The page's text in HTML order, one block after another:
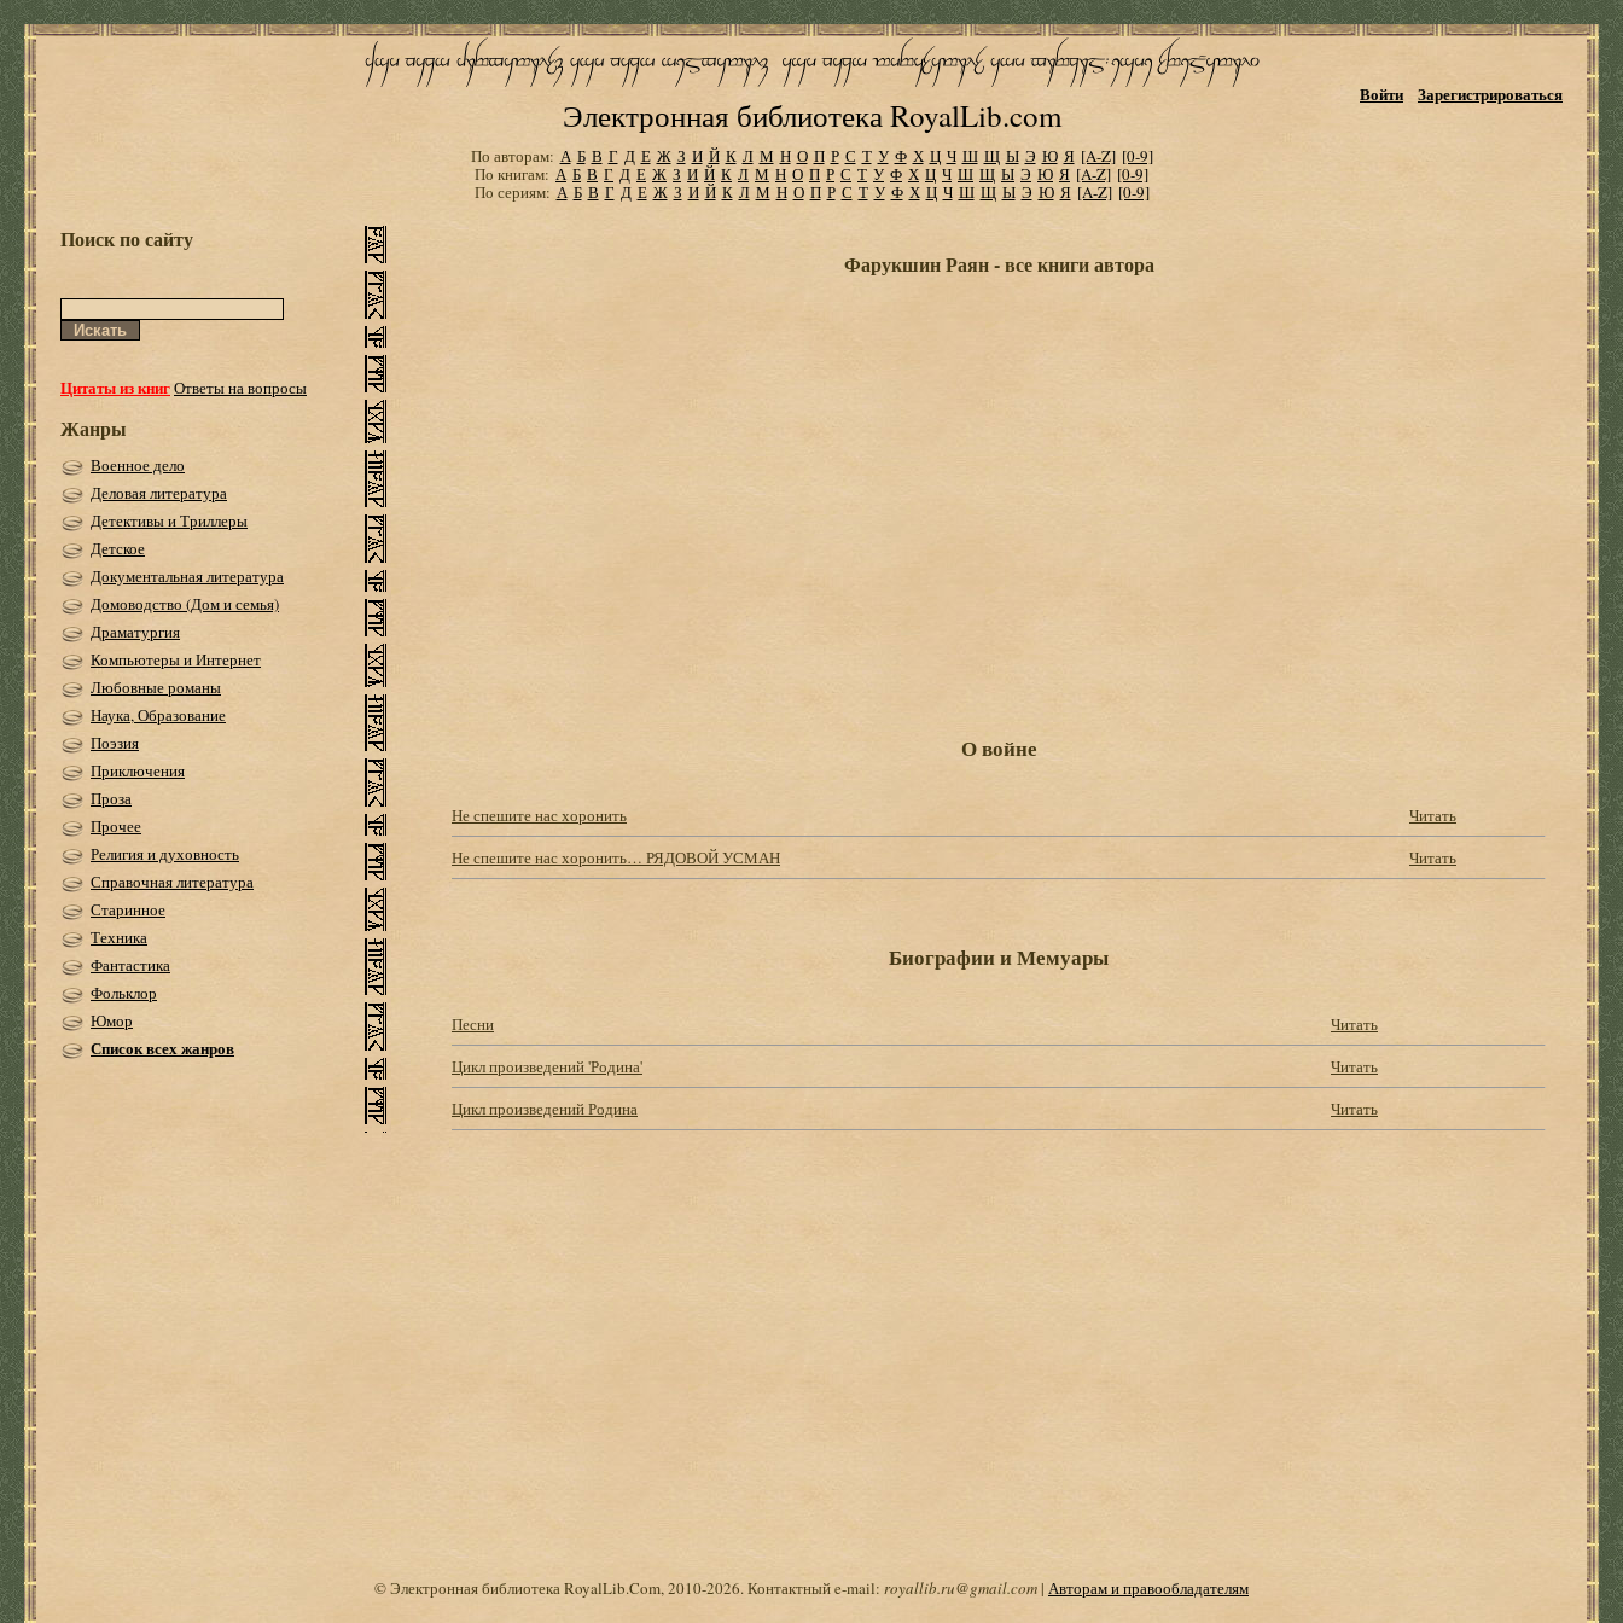
Электронная библиотека RoyalLib.com
Войти Зарегистрироваться
По авторам: А Б В Г Д Е Ж З И Й К Л М Н О П Р С Т У Ф Х Ц Ч Ш Щ Ы Э Ю Я [A-Z] [0-9]
По книгам: А Б В Г Д Е Ж З И Й К Л М Н О П Р С Т У Ф Х Ц Ч Ш Щ Ы Э Ю Я [A-Z] [0-9]
По сериям: А Б В Г Д Е Ж З И Й К Л М Н О П Р С Т У Ф Х Ц Ч Ш Щ Ы Э Ю Я [A-Z] [0-9]
Поиск по сайту
Цитаты из книгОтветы на вопросы
Жанры
Военное дело
Деловая литература
Детективы и Триллеры
Детское
Документальная литература
Домоводство (Дом и семья)
Драматургия
Компьютеры и Интернет
Любовные романы
Наука, Образование
Поэзия
Приключения
Проза
Прочее
Религия и духовность
Справочная литература
Старинное
Техника
Фантастика
Фольклор
Юмор
Список всех жанров
Фарукшин Раян - все книги автора
О войне
Не спешите нас хоронить
Читать
Не спешите нас хоронить… РЯДОВОЙ УСМАН
Читать
Биографии и Мемуары
Песни
Читать
Цикл произведений 'Родина'
Читать
Цикл произведений Родина
Читать
© Электронная библиотека RoyalLib.Com, 2010-2026. Контактный e-mail: royallib.ru@gmail.com| Авторам и правообладателям